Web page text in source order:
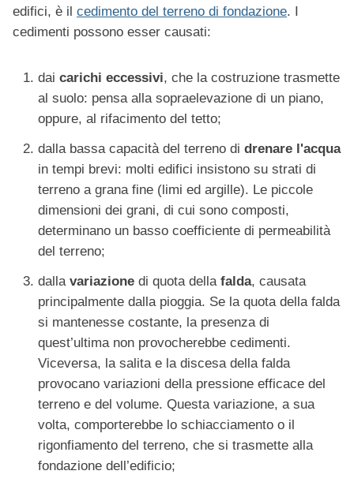
edifici, è il cedimento del terreno di fondazione. I
cedimenti possono esser causati:
dai carichi eccessivi, che la costruzione trasmette
al suolo: pensa alla sopraelevazione di un piano,
oppure, al rifacimento del tetto;
dalla bassa capacità del terreno di drenare l'acqua
in tempi brevi: molti edifici insistono su strati di
terreno a grana fine (limi ed argille). Le piccole
dimensioni dei grani, di cui sono composti,
determinano un basso coefficiente di permeabilità
del terreno;
dalla variazione di quota della falda, causata
principalmente dalla pioggia. Se la quota della falda
si mantenesse costante, la presenza di
quest’ultima non provocherebbe cedimenti.
Viceversa, la salita e la discesa della falda
provocano variazioni della pressione efficace del
terreno e del volume. Questa variazione, a sua
volta, comporterebbe lo schiacciamento o il
rigonfiamento del terreno, che si trasmette alla
fondazione dell’edificio;